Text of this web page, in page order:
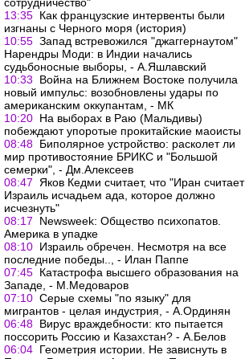
13:35 Как французские интервенты были
изгнаны с Черного моря (история)
10:55 Запад встревожился "джаггернаутом"
Нарендры Моди: в Индии начались
судьбоносные выборы, - А.Яшлавский
10:33
Война на Ближнем Востоке получила
новый импульс: возобновлены удары по
американским оккупантам, - МК
10:20 На выборах в Раю (Мальдивы)
побеждают упоротые прокитайские маоисты
08:48 Биполярное устройство: расколет ли
мир противостояние БРИКС и "Большой
семерки", - Дм.Алексеев
08:47
Яков Кедми считает, что "Иран считает
Израиль исчадьем ада, которое должно
исчезнуть"
08:17
Newsweek: Общество психопатов.
Америка в упадке
08:10 Израиль обречен. Несмотря на все
последние победы.., - Илан Паппе
07:45 Катастрофа высшего образования на
Западе, - М.Медоваров
07:10 Серые схемы "по языку" для
мигрантов - целая индустрия, - А.Ординян
06:48 Вирус враждебности: кто пытается
поссорить Россию и Казахстан? - А.Белов
06:04 Геометрия истории. Не зависнуть в